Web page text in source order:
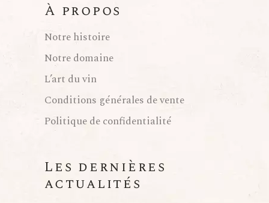
À propos
Notre histoire
Notre domaine
L’art du vin
Conditions générales de vente
Politique de confidentialité
Les dernières
actualités